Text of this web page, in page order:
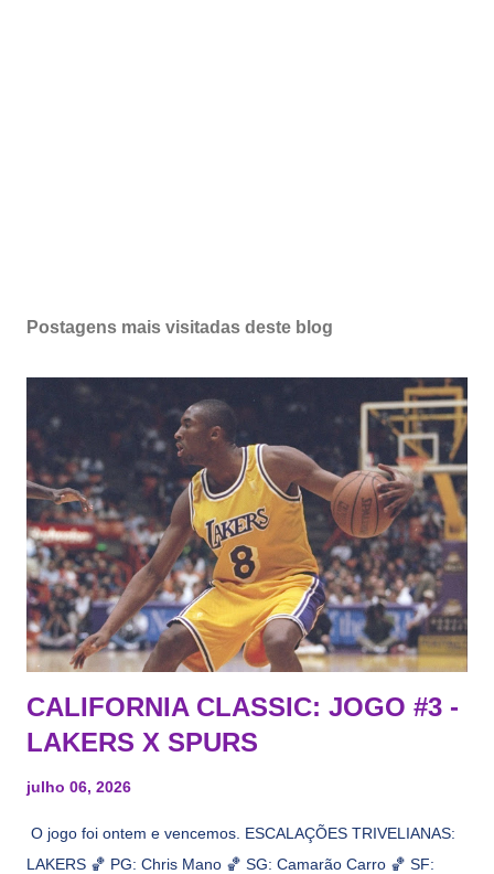
Postagens mais visitadas deste blog
CALIFORNIA CLASSIC: JOGO #3 -
LAKERS X SPURS
julho 06, 2026
O jogo foi ontem e vencemos. ESCALAÇÕES TRIVELIANAS:
LAKERS 🏀 PG: Chris Mano 🏀 SG: Camarão Carro 🏀 SF: